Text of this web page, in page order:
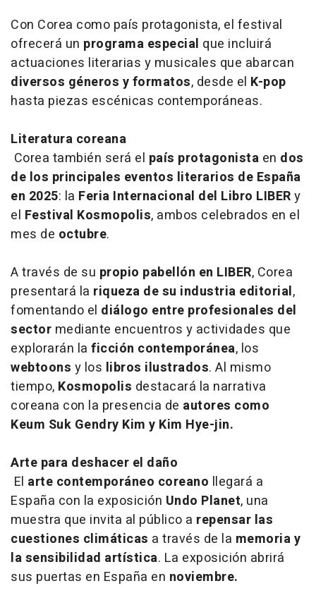
Con Corea como país protagonista, el festival
ofrecerá un programa especial que incluirá
actuaciones literarias y musicales que abarcan
diversos géneros y formatos, desde el K-pop
hasta piezas escénicas contemporáneas.
Literatura coreana
Corea también será el país protagonista en dos
de los principales eventos literarios de España
en 2025: la Feria Internacional del Libro LIBERy
el Festival Kosmopolis, ambos celebrados en el
mes de octubre.
A través de su propio pabellón en LIBER, Corea
presentará la riqueza de su industria editorial,
fomentando el diálogo entre profesionales del
sector mediante encuentros y actividades que
explorarán la ficción contemporánea, los
webtoons y los libros ilustrados. Al mismo
tiempo, Kosmopolis destacará la narrativa
coreana con la presencia de autores como
Keum Suk Gendry Kim y Kim Hye-jin.
Arte para deshacer el daño
El arte contemporáneo coreano llegará a
España con la exposición Undo Planet, una
muestra que invita al público a repensar las
cuestiones climáticas a través de la memoria y
la sensibilidad artística. La exposición abrirá
sus puertas en España en noviembre.